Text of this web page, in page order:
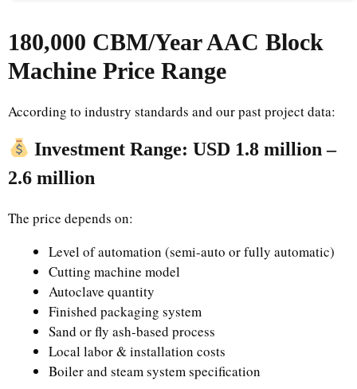
180,000 CBM/Year AAC Block
Machine Price Range
According to industry standards and our past project data:
Investment Range: USD 1.8 million –
2.6 million
The price depends on:
Level of automation (semi-auto or fully automatic)
Cutting machine model
Autoclave quantity
Finished packaging system
Sand or fly ash-based process
Local labor & installation costs
Boiler and steam system specification